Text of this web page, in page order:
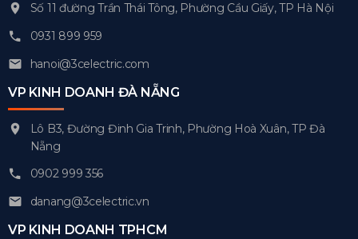
Số 11 đường Trần Thái Tông, Phường Cầu Giấy, TP Hà Nội
0931 899 959
hanoi@3celectric.com
VP KINH DOANH ĐÀ NẴNG
Lô B3, Đường Đinh Gia Trinh, Phường Hoà Xuân, TP Đà
Nẵng
0902 999 356
danang@3celectric.vn
VP KINH DOANH TPHCM